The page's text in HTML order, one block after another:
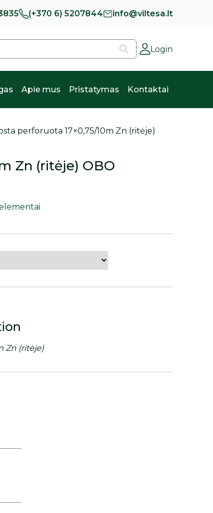
(+370 6) 5207844 info@viltesa.lt
Login
Apie mus Pristatymas Kontaktai
perforuota 17×0,75/10m Zn (ritėje)
Zn (ritėje) OBO
Zn (ritėje)